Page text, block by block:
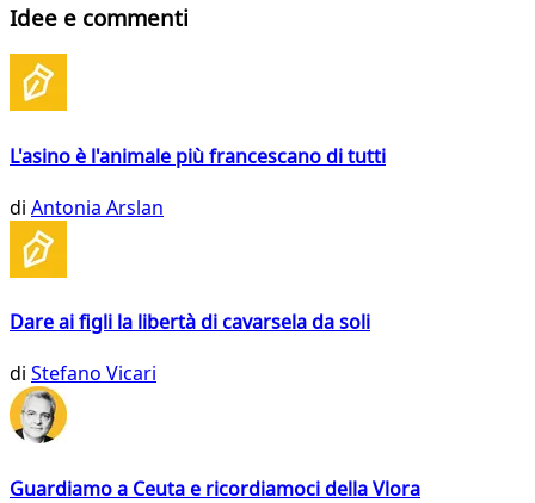
Idee e commenti
L'asino è l'animale più francescano di tutti
di Antonia Arslan
Dare ai figli la libertà di cavarsela da soli
di Stefano Vicari
Guardiamo a Ceuta e ricordiamoci della Vlora